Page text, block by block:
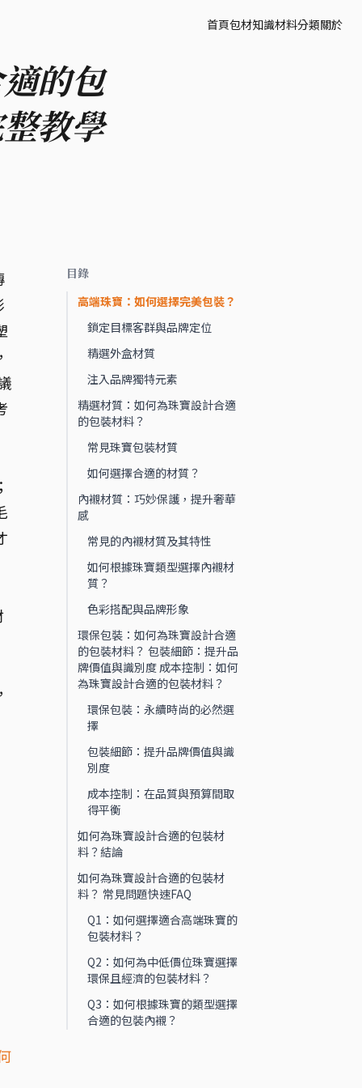
首頁包材知識材料分類關於
的包
教學
目錄
高端珠寶：如何選擇完美包裝？
鎖定目標客群與品牌定位
精選外盒材質
注入品牌獨特元素
精選材質：如何為珠寶設計合適
的包裝材料？
常見珠寶包裝材質
如何選擇合適的材質？
內襯材質：巧妙保護，提升奢華
感
常見的內襯材質及其特性
如何根據珠寶類型選擇內襯材
質？
色彩搭配與品牌形象
環保包裝：如何為珠寶設計合適
的包裝材料？ 包裝細節：提升品
牌價值與識別度 成本控制：如何
為珠寶設計合適的包裝材料？
環保包裝：永續時尚的必然選
擇
包裝細節：提升品牌價值與識
別度
成本控制：在品質與預算間取
得平衡
如何為珠寶設計合適的包裝材
料？結論
如何為珠寶設計合適的包裝材
料？ 常見問題快速FAQ
Q1：如何選擇適合高端珠寶的
包裝材料？
Q2：如何為中低價位珠寶選擇
環保且經濟的包裝材料？
Q3：如何根據珠寶的類型選擇
合適的包裝內襯？